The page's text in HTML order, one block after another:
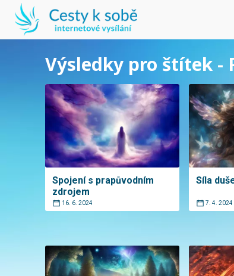
Výsledky pro štítek -
Spojení s prapůvodním
zdrojem
16. 6. 2024
Síla
7. 4. 2024